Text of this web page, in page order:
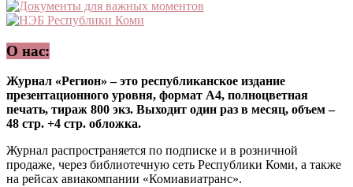
О нас:
Журнал «Регион» – это республиканское издание
презентационного уровня, формат А4, полноцветная
печать, тираж 800 экз. Выходит один раз в месяц, объем –
48 стр. +4 стр. обложка.
Журнал распространяется по подписке и в розничной
продаже, через библиотечную сеть Республики Коми, а также
на рейсах авиакомпании «Комиавиатранс».